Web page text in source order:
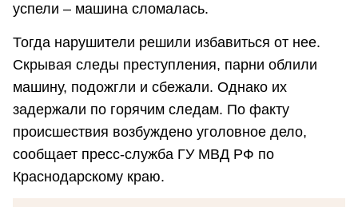
успели – машина сломалась.
Тогда нарушители решили избавиться от нее.
Скрывая следы преступления, парни облили
машину, подожгли и сбежали. Однако их
задержали по горячим следам. По факту
происшествия возбуждено уголовное дело,
сообщает пресс-служба ГУ МВД РФ по
Краснодарскому краю.